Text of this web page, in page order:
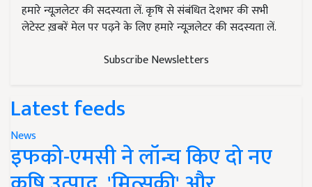
हमारे न्यूज़लेटर की सदस्यता लें. कृषि से संबंधित देशभर की सभी
लेटेस्ट ख़बरें मेल पर पढ़ने के लिए हमारे न्यूज़लेटर की सदस्यता लें.
Subscribe Newsletters
Latest feeds
News
इफको-एमसी ने लॉन्च किए दो नए